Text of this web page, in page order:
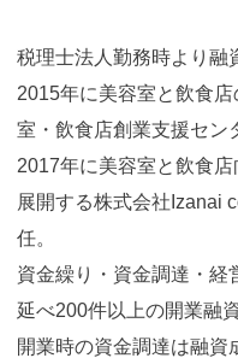
税理士法人勤務時より融
2015年に美容室と飲食
室・飲食店創業支援セン
2017年に美容室と飲食
展開する株式会社Izanai
任。
資金繰り・資金調達・経
延べ200件以上の開業融
開業時の資金調達は融資